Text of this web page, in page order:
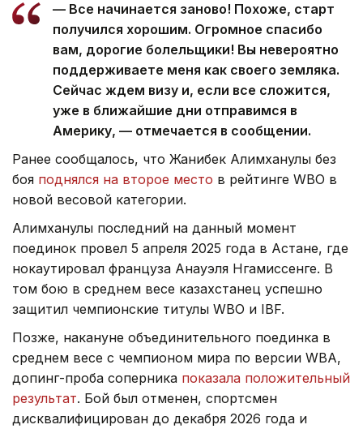
— Все начинается заново! Похоже, старт
получился хорошим. Огромное спасибо
вам, дорогие болельщики! Вы невероятно
поддерживаете меня как своего земляка.
Сейчас ждем визу и, если все сложится,
уже в ближайшие дни отправимся в
Америку, — отмечается в сообщении.
Ранее сообщалось, что Жанибек Алимханулы без
боя поднялся на второе место в рейтинге WBO в
новой весовой категории.
Алимханулы последний на данный момент
поединок провел 5 апреля 2025 года в Астане, где
нокаутировал француза Анауэля Нгамиссенге. В
том бою в среднем весе казахстанец успешно
защитил чемпионские титулы WBO и IBF.
Позже, накануне объединительного поединка в
среднем весе с чемпионом мира по версии WBA,
допинг-проба соперника показала положительный
результат. Бой был отменен, спортсмен
дисквалифицирован до декабря 2026 года и